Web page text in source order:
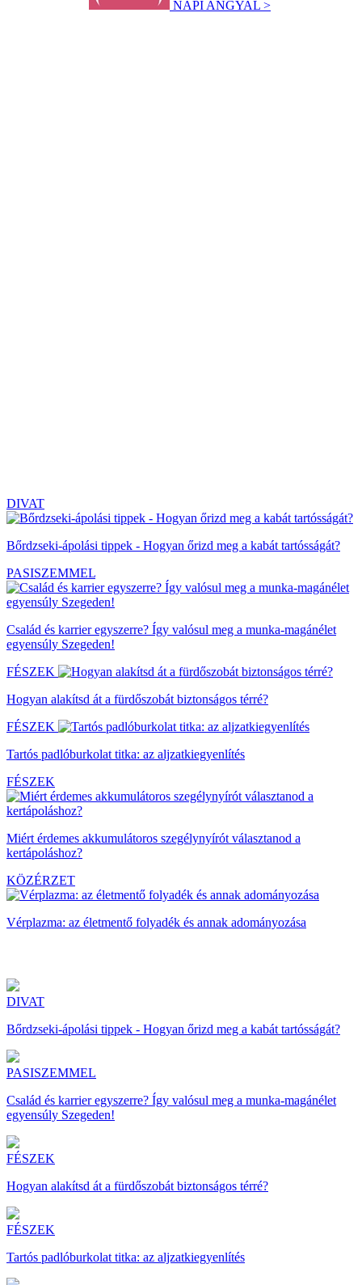
NAPI ANGYAL >
DIVAT
Bőrdzseki-ápolási tippek - Hogyan őrizd meg a kabát tartósságát?
PASISZEMMEL
Család és karrier egyszerre? Így valósul meg a munka-magánélet
egyensúly Szegeden!
FÉSZEK
Hogyan alakítsd át a fürdőszobát biztonságos térré?
FÉSZEK
Tartós padlóburkolat titka: az aljzatkiegyenlítés
FÉSZEK
Miért érdemes akkumulátoros szegélynyírót választanod a
kertápoláshoz?
KÖZÉRZET
Vérplazma: az életmentő folyadék és annak adományozása
DIVAT
Bőrdzseki-ápolási tippek - Hogyan őrizd meg a kabát tartósságát?
PASISZEMMEL
Család és karrier egyszerre? Így valósul meg a munka-magánélet
egyensúly Szegeden!
FÉSZEK
Hogyan alakítsd át a fürdőszobát biztonságos térré?
FÉSZEK
Tartós padlóburkolat titka: az aljzatkiegyenlítés